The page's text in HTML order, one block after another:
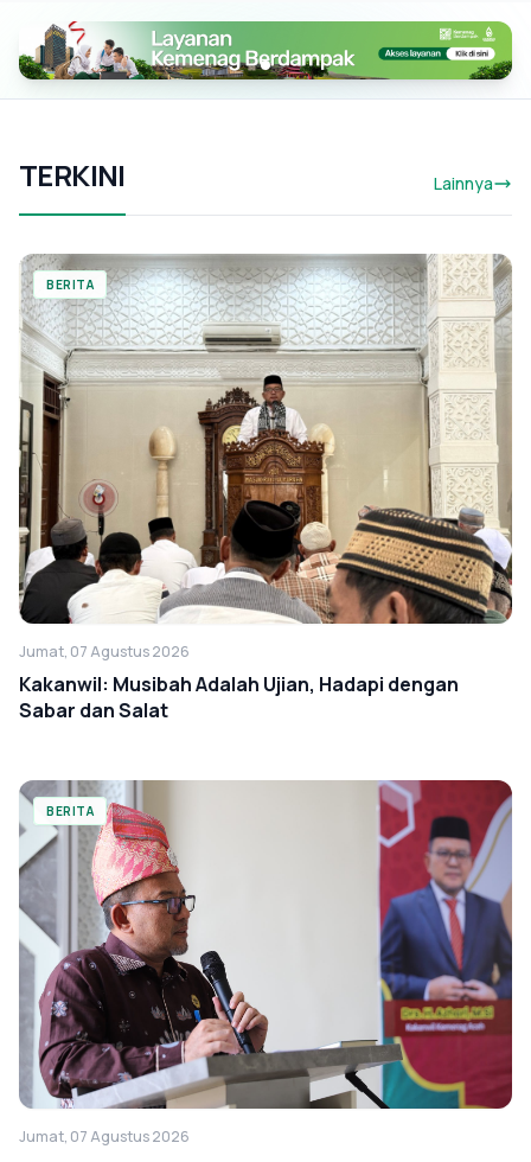
TERKINI Lainnya
BERITA
Jumat, 07 Agustus 2026
Kakanwil: Musibah Adalah Ujian, Hadapi dengan
Sabar dan Salat
BERITA
Jumat, 07 Agustus 2026